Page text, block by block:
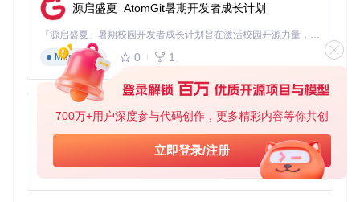
700万+用户深度参与代码创作，更多精彩内容等你共创
立即登录/注册
想象一下，你正在整理一个杂乱的房间。你会把相似的物品放
在一起，把不常用的东西收起来，这样可以节省空间。DotNet
Zip的压缩算法就像一个智能整理师，它通过识别数据中的重
复模式，用更简洁的方式来表示这些信息，从而达到减小文件
体积的目的。
3.2 AES加密：文件的"数字保险箱"
它使用复杂的数学算法将你的数据转换为看似随机的字符，只
有拥有正确"钥匙"（密码）的人才能解密并查看其中的内容。
DotNetZip支持多种AES加密强度，让你可以根据数据的敏感
源启盛夏_AtomGit暑期开发者成长计划
「源启盛夏」暑期校园开发者成长计划旨在激活校园开源力量，通过积分激励、认证扶持、资源倾斜等形式，引导高校组织和开发者完成「入驻 — 建项目 — 做贡献 — 获认证 — 得资源」的完整闭环。无论你是想带领社团入驻平台的组织者，还是希望用代码贡献证明自己的开发者，都能在这里找到属于你的成长路径。
Markdown
0 1
py-xiaozhi
基于Python的Xiaozhi AI，适用于想要完整Xiaozhi体验而无需拥有专用硬件的用户。
Python
0 1